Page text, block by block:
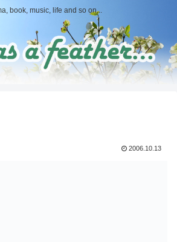
book, music, life and so on...
2006.10.13